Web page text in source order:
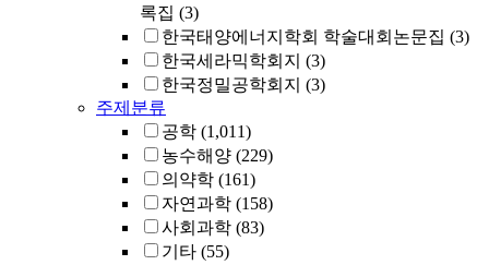
록집 (3)
한국태양에너지학회 학술대회논문집 (3)
한국세라믹학회지 (3)
한국정밀공학회지 (3)
주제분류
공학 (1,011)
농수해양 (229)
의약학 (161)
자연과학 (158)
사회과학 (83)
기타 (55)